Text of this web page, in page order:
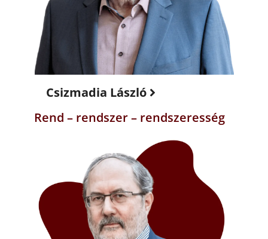
Csizmadia László
Rend – rendszer – rendszeresség